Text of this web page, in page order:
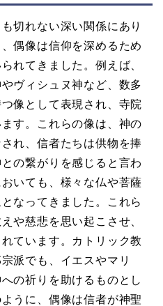
切れない深い関係にあり
偶像は信仰を深めるため
れてきました。例えば、
ヴィシュヌ神など、数多
像として表現され、寺院
す。これらの像は、神の
れ、信者たちは供物を捧
の繋がりを感じると言わ
いても、様々な仏や菩薩
なってきました。これら
や慈悲を思い起こさせ、
ています。カトリック教
派でも、イエスやマリ
の祈りを助けるものとし
うに、偶像は信者が神聖